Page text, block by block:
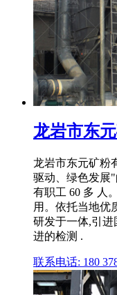
龙岩市东
龙岩市东元矿粉
驱动、绿色发展
有职工 60 多 人
用。依托当地优
研发于一体,引
进的检测 .
联系电话: 180